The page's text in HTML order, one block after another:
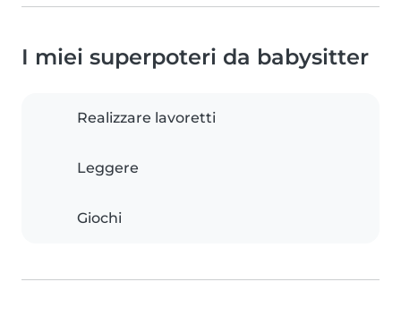
I miei superpoteri da babysitter
Realizzare lavoretti
Leggere
Giochi